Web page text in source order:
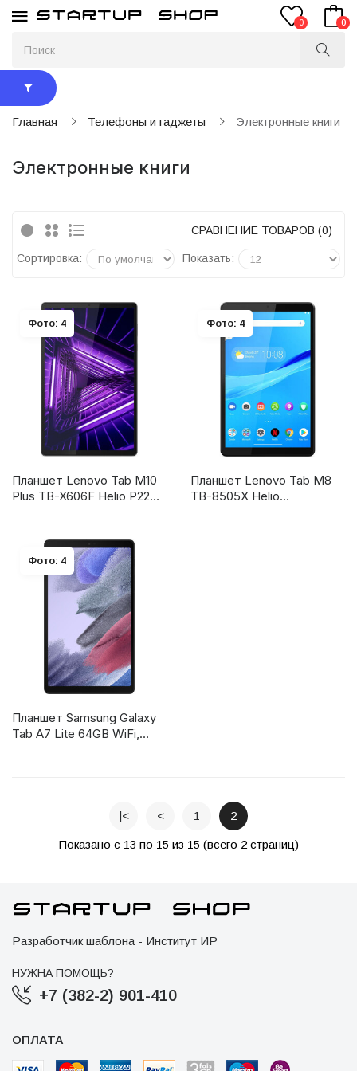
0 0
Главная Телефоны и гаджеты Электронные книги
Электронные книги
СРАВНЕНИЕ ТОВАРОВ (0)
Сортировка: Показать:
Фото: 4
Планшет Lenovo Tab M10
Plus TB-X606F Helio P22T
Фото: 4
Планшет Lenovo Tab M8
TB-8505X Helio
Фото: 4
Планшет Samsung Galaxy
Tab A7 Lite 64GB WiFi,
|< < 1 2
Показано с 13 по 15 из 15 (всего 2 страниц)
Разработчик шаблона - Институт ИР
НУЖНА ПОМОЩЬ?
+7 (382-2) 901-410
ОПЛАТА